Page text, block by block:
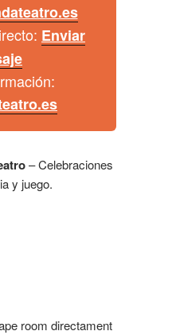
Enviar
– Celebraciones
y juego.
room directament